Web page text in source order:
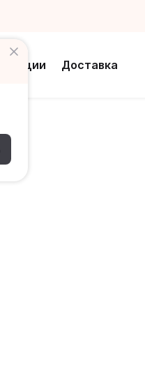
Акции Доставка